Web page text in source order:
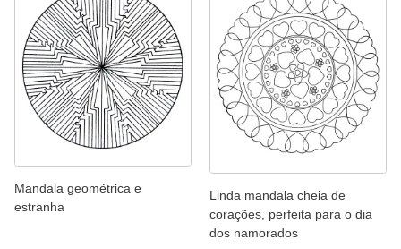
Mandala geométrica e
estranha
Linda mandala cheia de
corações, perfeita para o dia
dos namorados